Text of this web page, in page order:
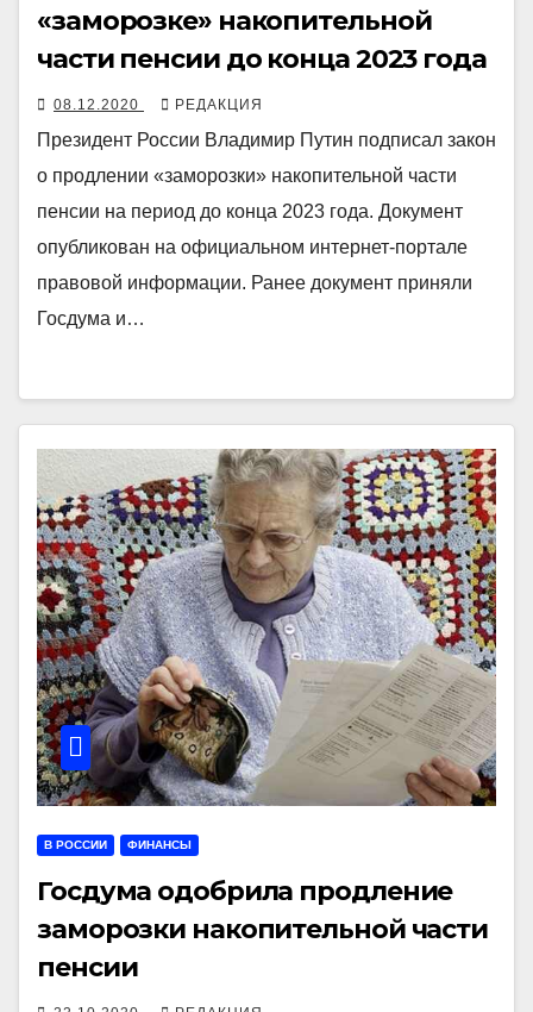
«заморозке» накопительной
части пенсии до конца 2023 года
08.12.2020 РЕДАКЦИЯ
Президент России Владимир Путин подписал закон
о продлении «заморозки» накопительной части
пенсии на период до конца 2023 года. Документ
опубликован на официальном интернет-портале
правовой информации. Ранее документ приняли
Госдума и…
В РОССИИ ФИНАНСЫ
Госдума одобрила продление
заморозки накопительной части
пенсии